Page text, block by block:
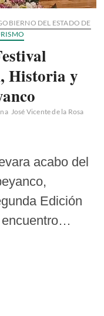
DEL ESTADO DE
Historia y
José Vicente de la Rosa
acabo del
Edición
encuentro…